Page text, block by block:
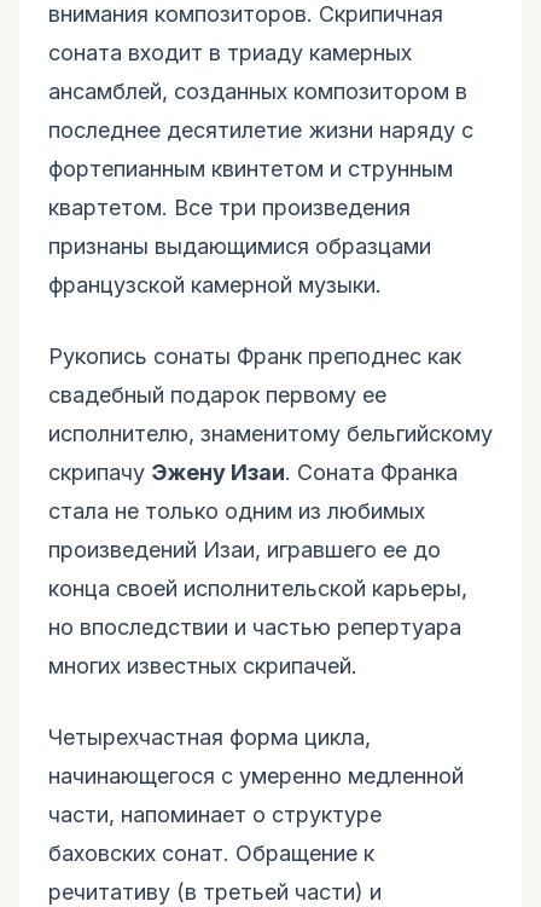
внимания композиторов. Скрипичная
соната входит в триаду камерных
ансамблей, созданных композитором в
последнее десятилетие жизни наряду с
фортепианным квинтетом и струнным
квартетом. Все три произведения
признаны выдающимися образцами
французской камерной музыки.
Рукопись сонаты Франк преподнес как
свадебный подарок первому ее
исполнителю, знаменитому бельгийскому
скрипачу Эжену Изаи. Соната Франка
стала не только одним из любимых
произведений Изаи, игравшего ее до
конца своей исполнительской карьеры,
но впоследствии и частью репертуара
многих известных скрипачей.
Четырехчастная форма цикла,
начинающегося с умеренно медленной
части, напоминает о структуре
баховских сонат. Обращение к
речитативу (в третьей части) и